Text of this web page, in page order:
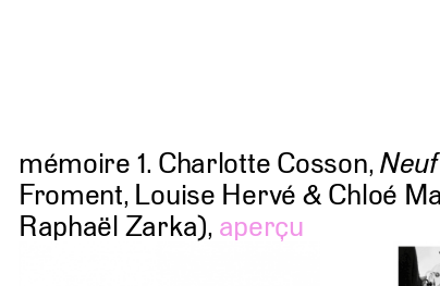
mémoire 1. Charlotte Cosson,
Froment, Louise Hervé & Chloé
Raphaël Zarka), aperçu